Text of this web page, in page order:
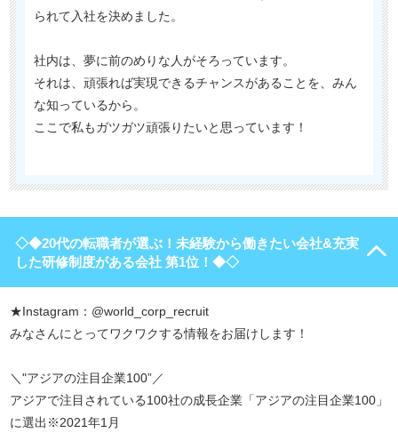
られて入社を決めました。
社内は、夢に前のめりな人がそろっています。
それは、頑張れば実現できるチャンスがあることを、みん
な知っているから。
ここで私もガツガツ頑張りたいと思っています！
◇◆20代の転職者が選ぶ！未経験から働きたい会社&充実
した研修制度がある会社 第1位！◆◇
★Instagram：@world_corp_recruit
みなさんにとってワクワクする情報をお届けします！
＼"アジアの注目企業100”／
アジアで注目されている100社の成長企業「アジアの注目企業100」
に選出※2021年1月